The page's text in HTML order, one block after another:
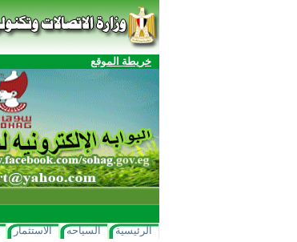
خريطة الموقع
الرئيسية السياحه الاستثمار